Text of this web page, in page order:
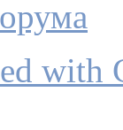
with